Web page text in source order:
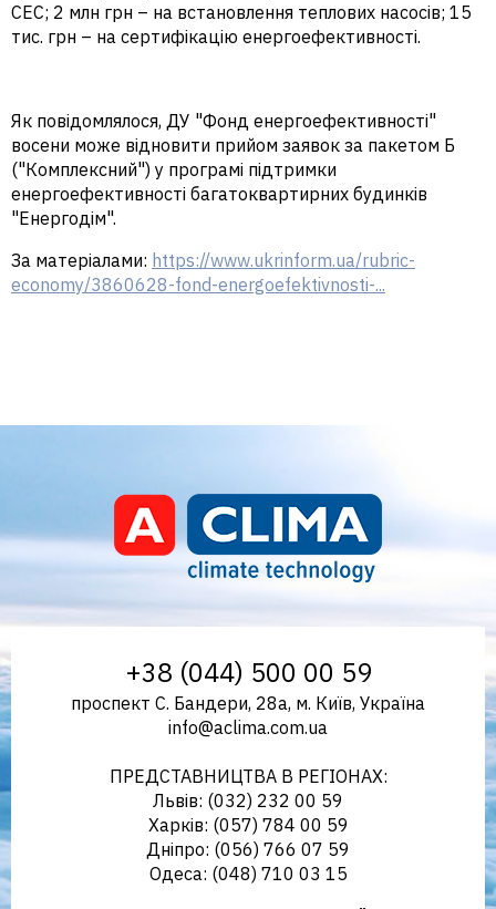
СЕС; 2 млн грн – на встановлення теплових насосів; 15
тис. грн – на сертифікацію енергоефективності.
Як повідомлялося, ДУ "Фонд енергоефективності"
восени може відновити прийом заявок за пакетом Б
("Комплексний") у програмі підтримки
енергоефективності багатоквартирних будинків
"Енергодім".
За матеріалами: https://www.ukrinform.ua/rubric-
economy/3860628-fond-energoefektivnosti-...
Україні
+38 (044) 500 00 59
проспект С. Бандери, 28а, м. Київ, Україна
info@aclima.com.ua
ПРЕДСТАВНИЦТВА В РЕГІОНАХ:
Львів: (032) 232 00 59
Харків: (057) 784 00 59
Дніпро: (056) 766 07 59
Одеса: (048) 710 03 15